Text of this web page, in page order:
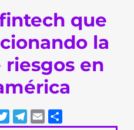
que
la
en